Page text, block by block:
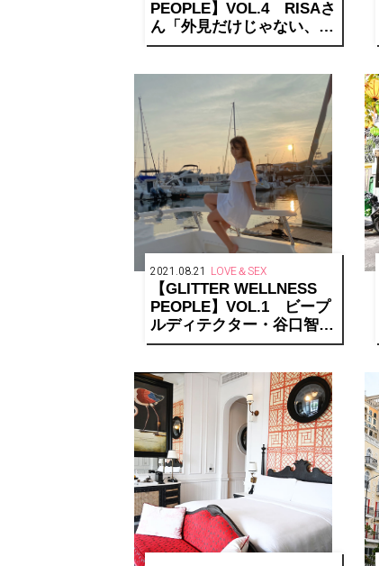
PEOPLE】VOL.4 RISAさ
ん「外見だけじゃない、内
側からのボディメイクを目
2021.08.21 LOVE＆SEX
【GLITTER WELLNESS
PEOPLE】VOL.1 ビープ
ルディテクター・谷口智美
さん「セルフケアツール
リセット」